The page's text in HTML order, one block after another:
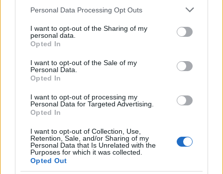
Please note that this website/app uses one or more Google
not limited to your visit or usage behaviour. You may click to
grant or deny consent to Google and its third-party tags to
use your data for below specified purposes in below Google
consent section.
Personal Data Processing Opt Outs
I want to opt-out of the Sharing of my
personal data.
Opted In
I want to opt-out of the Sale of my
Personal Data.
Opted In
I want to opt-out of processing my
Personal Data for Targeted Advertising.
Opted In
I want to opt-out of Collection, Use,
Retention, Sale, and/or Sharing of my
Personal Data that Is Unrelated with the
Purposes for which it was collected.
Opted Out
Holokauszt
AZ EMBERSÉG ÜNNEPE